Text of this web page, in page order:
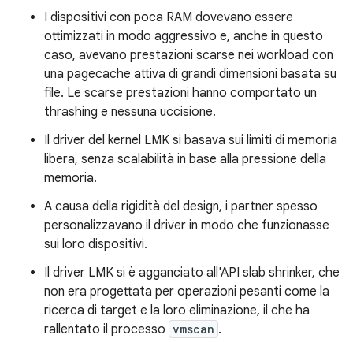
I dispositivi con poca RAM dovevano essere
ottimizzati in modo aggressivo e, anche in questo
caso, avevano prestazioni scarse nei workload con
una pagecache attiva di grandi dimensioni basata su
file. Le scarse prestazioni hanno comportato un
thrashing e nessuna uccisione.
Il driver del kernel LMK si basava sui limiti di memoria
libera, senza scalabilità in base alla pressione della
memoria.
A causa della rigidità del design, i partner spesso
personalizzavano il driver in modo che funzionasse
sui loro dispositivi.
Il driver LMK si è agganciato all'API slab shrinker, che
non era progettata per operazioni pesanti come la
ricerca di target e la loro eliminazione, il che ha
rallentato il processo vmscan .